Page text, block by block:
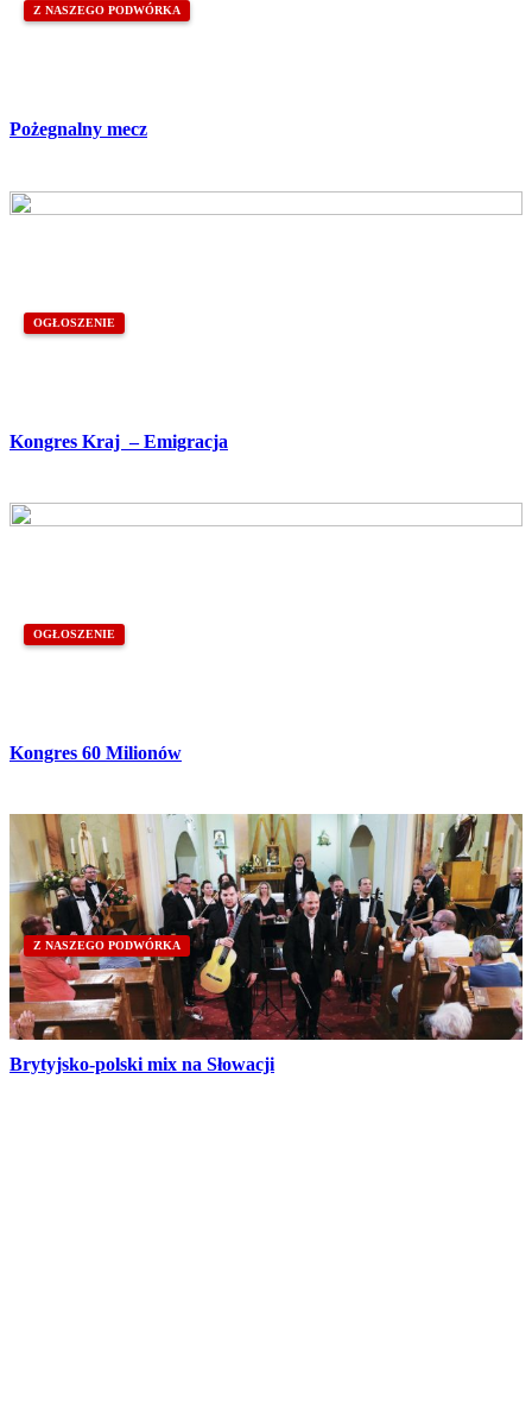
Z NASZEGO PODWÓRKA
Pożegnalny mecz
OGŁOSZENIE
Kongres Kraj – Emigracja
OGŁOSZENIE
Kongres 60 Milionów
Z NASZEGO PODWÓRKA
Brytyjsko-polski mix na Słowacji